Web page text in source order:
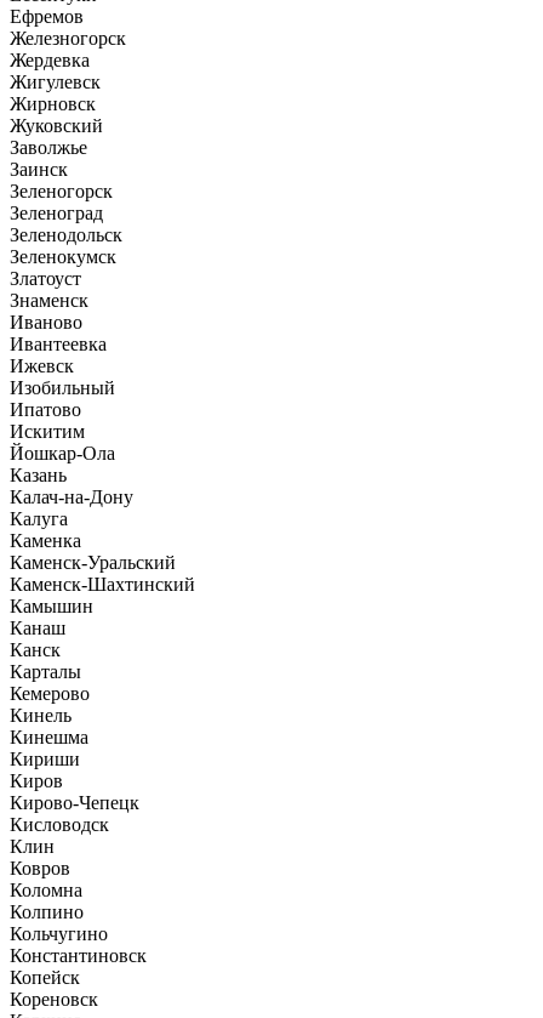
Ефремов
Железногорск
Жердевка
Жигулевск
Жирновск
Жуковский
Заволжье
Заинск
Зеленогорск
Зеленоград
Зеленодольск
Зеленокумск
Златоуст
Знаменск
Иваново
Ивантеевка
Ижевск
Изобильный
Ипатово
Искитим
Йошкар-Ола
Казань
Калач-на-Дону
Калуга
Каменка
Каменск-Уральский
Каменск-Шахтинский
Камышин
Канаш
Канск
Карталы
Кемерово
Кинель
Кинешма
Кириши
Киров
Кирово-Чепецк
Кисловодск
Клин
Ковров
Коломна
Колпино
Кольчугино
Константиновск
Копейск
Кореновск